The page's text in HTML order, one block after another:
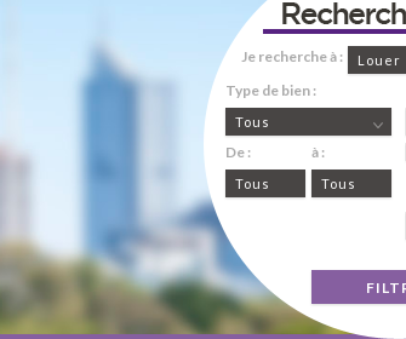
Je recherche à : Louer
Type de bien :
Tous
De :
Tous
à :
Tous